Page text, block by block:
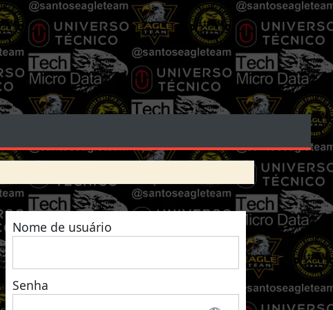
Nome de usuário
Senha